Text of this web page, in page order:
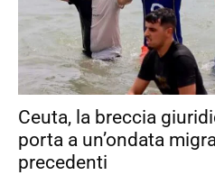
Ceuta, la breccia
porta a un’ondata
precedenti